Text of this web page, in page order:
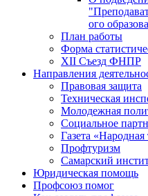
ого
План работы
Форма
XII Съезд ФНПР
Направления
Правовая защита
Техническая
Молодежная
Социальное
Газета «Народная
Профтуризм
Самарский
Юридическая помощь
Профсоюз помог